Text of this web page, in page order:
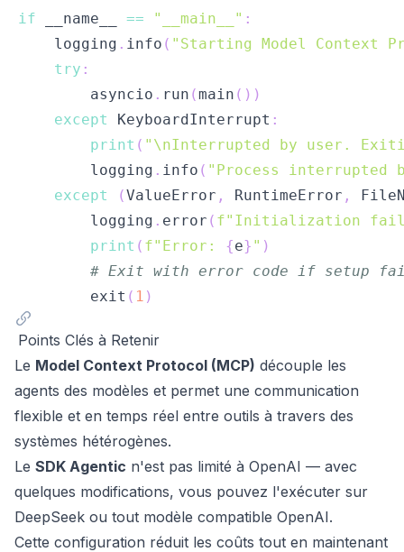
if __name__ == "__main__" :
    logging
. info ( "Starting Model Context
try :
        asyncio
. run (main ( ) )
except
KeyboardInterrupt :
print ( "\nInterrupted by user.
        logging
. info ( "Process interrupted
except
(ValueError , RuntimeError ,
        logging
. error ( f"Initialization
print ( f"Error: {e} " )
# Exit with error code if setup
        exit
( 1 )
Points Clés à Retenir
Le Model Context Protocol (MCP) découple les
agents des modèles et permet une communication
flexible et en temps réel entre outils à travers des
systèmes hétérogènes.
Le SDK Agentic n'est pas limité à OpenAI — avec
quelques modifications, vous pouvez l'exécuter sur
DeepSeek ou tout modèle compatible OpenAI.
Cette configuration réduit les coûts tout en maintenant